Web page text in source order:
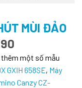
MÙI ĐẢO
một số mẫu
GXIH 658SE, Máy
Canzy CZ-